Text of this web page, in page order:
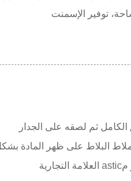
توفير الإسمنت
البلاط على ظهر المادة